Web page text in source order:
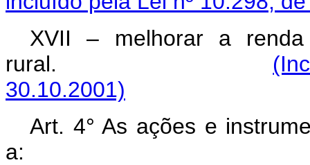
XVII – melhorar a
rural.
30.10.2001)
Art. 4° As ações e
a: